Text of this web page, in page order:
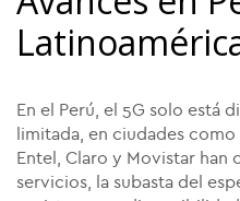
En el Perú, el 5G solo está
limitada, en ciudades
Entel, Claro y Movistar han
servicios, la subasta del